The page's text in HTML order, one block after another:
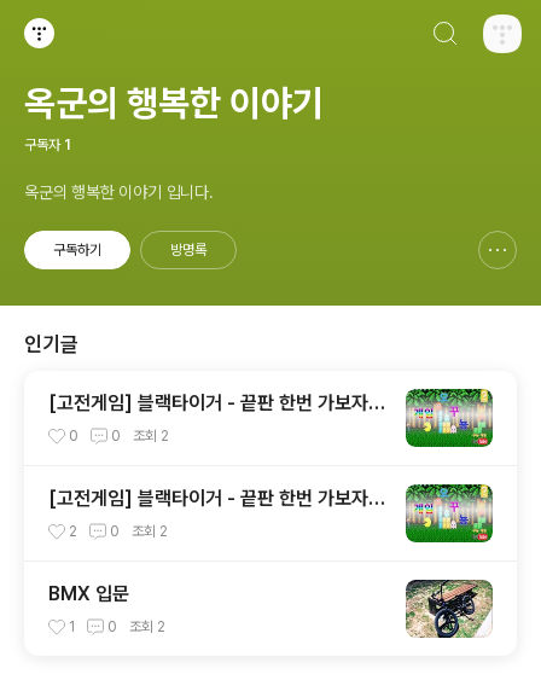
옥군의 행복한 이야기
구독자 1
옥군의 행복한 이야기 입니다.
구독하기 방명록
인기글
[고전게임] 블랙타이거 - 끝판 한번 가보자
(2)0 0 조회 2
[고전게임] 블랙타이거 - 끝판 한번 가보자
(3)2 0 조회 2
BMX 입문
1 0 조회 2